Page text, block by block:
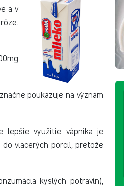
a v
poukazuje na význam
lepšie využitie vápnika je
viacerých porcií, pretože
kyslých potravín),